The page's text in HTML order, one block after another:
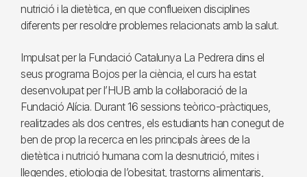
nutrició i la dietètica, en que conflueixen disciplines
diferents per resoldre problemes relacionats amb la salut.
Impulsat per la Fundació Catalunya La Pedrera dins el
seus programa Bojos per la ciència, el curs ha estat
desenvolupat per l’HUB amb la col·laboració de la
Fundació Alícia. Durant 16 sessions teòrico-pràctiques,
realitzades als dos centres, els estudiants han conegut de
ben de prop la recerca en les principals àrees de la
dietètica i nutrició humana com la desnutrició, mites i
llegendes, etiologia de l’obesitat, trastorns alimentaris,